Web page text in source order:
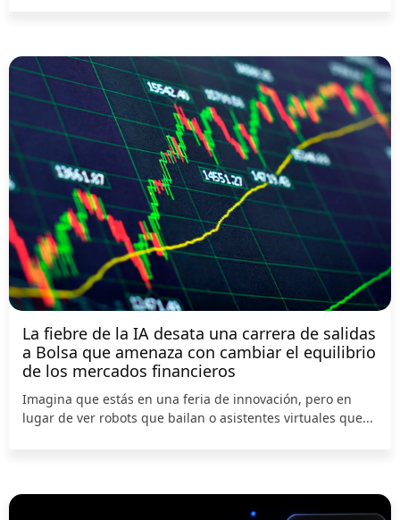
La fiebre de la IA desata una carrera de salidas
a Bolsa que amenaza con cambiar el equilibrio
de los mercados financieros
Imagina que estás en una feria de innovación, pero en
lugar de ver robots que bailan o asistentes virtuales que...